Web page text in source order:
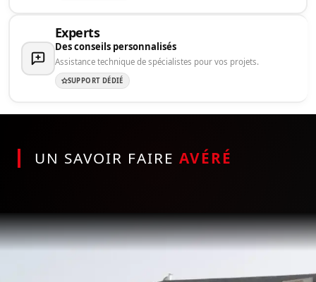
Experts
Des conseils personnalisés
Assistance technique de spécialistes pour vos projets.
SUPPORT DÉDIÉ
UN SAVOIR FAIRE AVÉRÉ